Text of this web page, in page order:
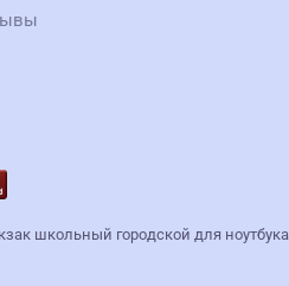
школьный городской для ноутбука